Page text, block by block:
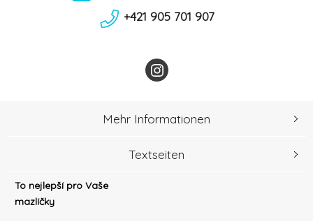
+421 905 701 907
To nejlepší pro Vaše
mazlíčky
Mehr Informationen
Textseiten